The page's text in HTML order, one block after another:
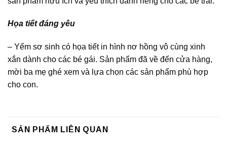
Họa tiết đáng yêu
– Yếm sơ sinh có họa tiết in hình nơ hồng vô cùng xinh
xắn dành cho các bé gái. Sản phẩm đã về đến cửa hàng,
mời ba mẹ ghé xem và lựa chọn các sản phẩm phù hợp
cho con.
SẢN PHẨM LIÊN QUAN